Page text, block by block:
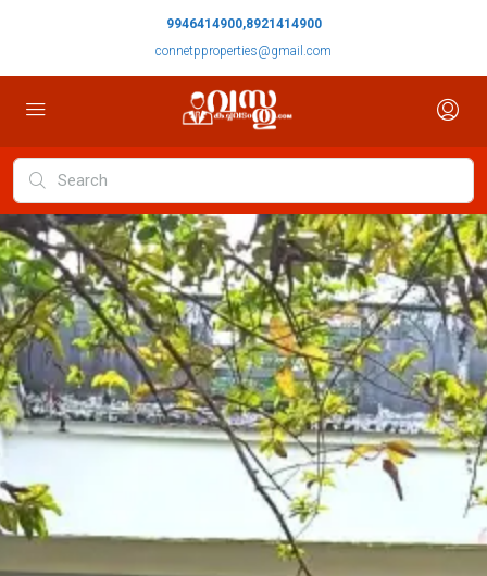
9946414900,8921414900
connetpproperties@gmail.com